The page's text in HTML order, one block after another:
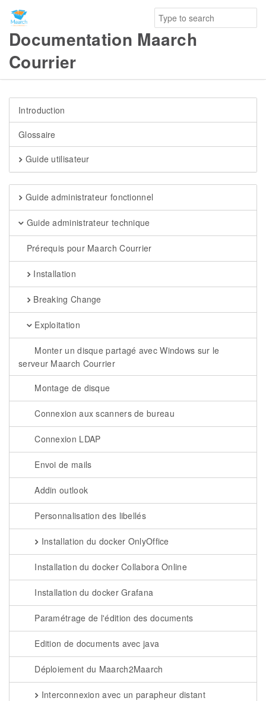
Documentation Maarch
Courrier
Introduction
Glossaire
Guide utilisateur
Guide administrateur fonctionnel
Guide administrateur technique
Prérequis pour Maarch Courrier
Installation
Breaking Change
Exploitation
Monter un disque partagé avec Windows sur le
serveur Maarch Courrier
Montage de disque
Connexion aux scanners de bureau
Connexion LDAP
Envoi de mails
Addin outlook
Personnalisation des libellés
Installation du docker OnlyOffice
Installation du docker Collabora Online
Installation du docker Grafana
Paramétrage de l'édition des documents
Edition de documents avec java
Déploiement du Maarch2Maarch
Interconnexion avec un parapheur distant